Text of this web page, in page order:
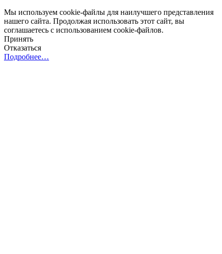
Мы используем cookie-файлы для наилучшего представления
нашего сайта. Продолжая использовать этот сайт, вы
соглашаетесь с использованием cookie-файлов.
Принять
Отказаться
Подробнее…